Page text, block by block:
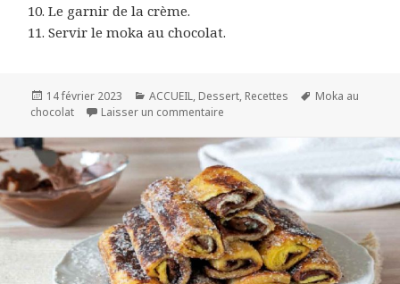
Le garnir de la crème.
Servir le moka au chocolat.
Publié
le
14 février 2023 Catégories
ACCUEIL, Dessert, Recettes
Mots-
Moka au
chocolat
Laisser un commentaire